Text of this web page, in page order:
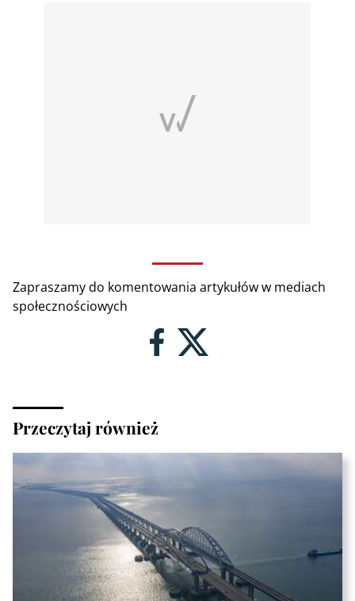
Zapraszamy do komentowania artykułów w mediach
społecznościowych
Przeczytaj również